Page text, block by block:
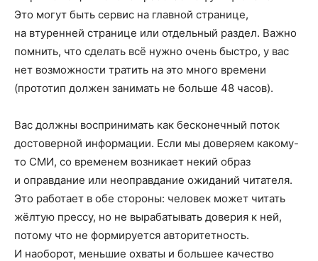
Это могут быть сервис на главной странице,
на втуренней странице или отдельный раздел. Важно
помнить, что сделать всё нужно очень быстро, у вас
нет возможности тратить на это много времени
(прототип должен занимать не больше 48 часов).
Вас должны воспринимать как бесконечный поток
достоверной информации. Если мы доверяем какому-
то СМИ, со временем возникает некий образ
и оправдание или неоправдание ожиданий читателя.
Это работает в обе стороны: человек может читать
жёлтую прессу, но не вырабатывать доверия к ней,
потому что не формируется авторитетность.
И наоборот, меньшие охваты и большее качество